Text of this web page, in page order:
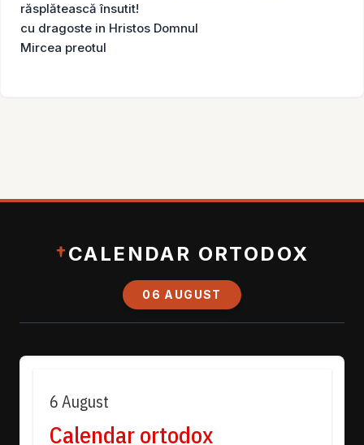
răsplătească însutit!
cu dragoste in Hristos Domnul
Mircea preotul
†CALENDAR ORTODOX
06 AUGUST
6 August
Calendar ortodox